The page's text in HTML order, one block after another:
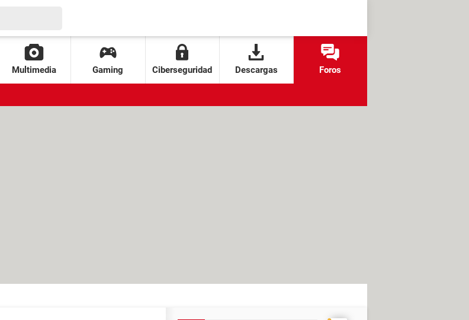
Multimedia Gaming Ciberseguridad Descargas Foros